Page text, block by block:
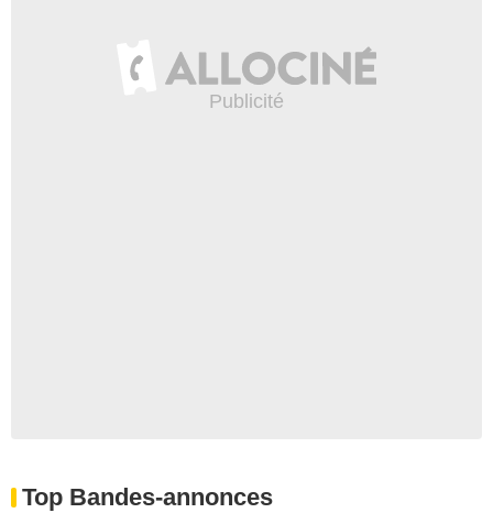
Top Bandes-annonces